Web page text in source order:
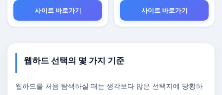
사이트 바로가기
사이트 바로가기
웹하드 선택의 몇 가지 기준
웹하드를 처음 탐색하실 때는 생각보다 많은 선택지에 당황하